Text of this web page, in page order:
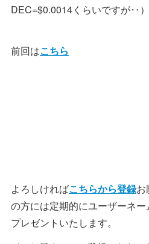
DEC=$0.0014くらいですが‥）
前回はこちら
よろしければこちらから登録お
の方には定期的にユーザーネ
プレゼントいたします。